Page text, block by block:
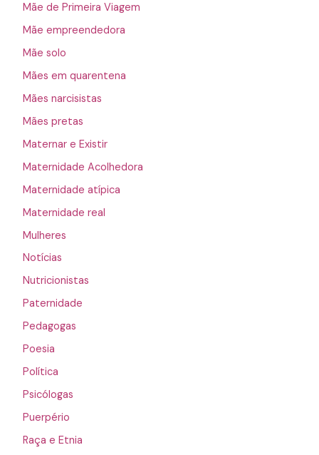
Mãe de Primeira Viagem
Mãe empreendedora
Mãe solo
Mães em quarentena
Mães narcisistas
Mães pretas
Maternar e Existir
Maternidade Acolhedora
Maternidade atípica
Maternidade real
Mulheres
Notícias
Nutricionistas
Paternidade
Pedagogas
Poesia
Política
Psicólogas
Puerpério
Raça e Etnia